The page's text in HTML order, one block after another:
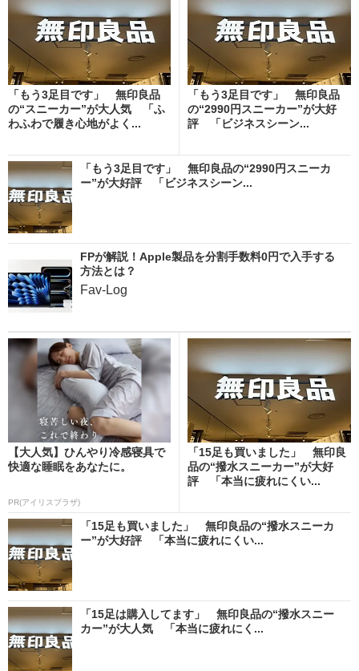
「もう3足目です」 無印良品
の“スニーカー”が大人気 「ふ
わふわで履き心地がよく...
「もう3足目です」 無印良品
の“2990円スニーカー”が大好
評 「ビジネスシーン...
「もう3足目です」 無印良品の“2990円スニーカ
ー”が大好評 「ビジネスシーン...
FPが解説！Apple製品を分割手数料0円で入手する
方法とは？
Fav-Log
【大人気】ひんやり冷感寝具で
快適な睡眠をあなたに。
PR(アイリスプラザ)
「15足も買いました」 無印良
品の“撥水スニーカー”が大好
評 「本当に疲れにくい...
「15足も買いました」 無印良品の“撥水スニーカ
ー”が大好評 「本当に疲れにくい...
「15足は購入してます」 無印良品の“撥水スニー
カー”が大人気 「本当に疲れにく...